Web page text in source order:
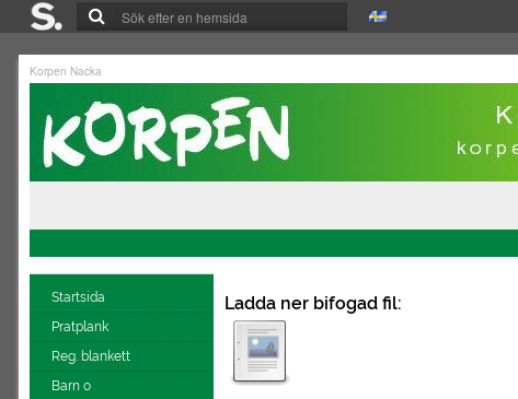
Korpen Nacka
Startsida
Pratplank
Reg. blankett
Barn o
Ladda ner bifogad fil: